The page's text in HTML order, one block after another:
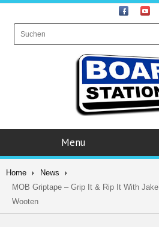
Menu
Home
News
MOB Griptape – Grip It & Rip It With Jake
Wooten